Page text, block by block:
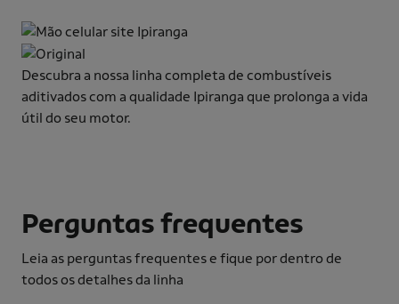
Descubra a nossa linha completa de combustíveis
aditivados com a qualidade Ipiranga que prolonga a vida
útil do seu motor.
Perguntas frequentes
Leia as perguntas frequentes e fique por dentro de
todos os detalhes da linha